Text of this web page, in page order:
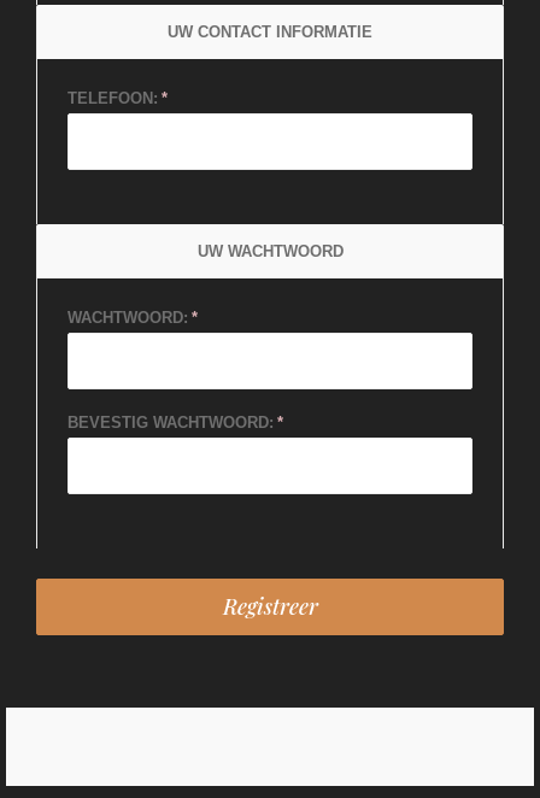
UW CONTACT INFORMATIE
TELEFOON:
UW WACHTWOORD
WACHTWOORD:
BEVESTIG WACHTWOORD: